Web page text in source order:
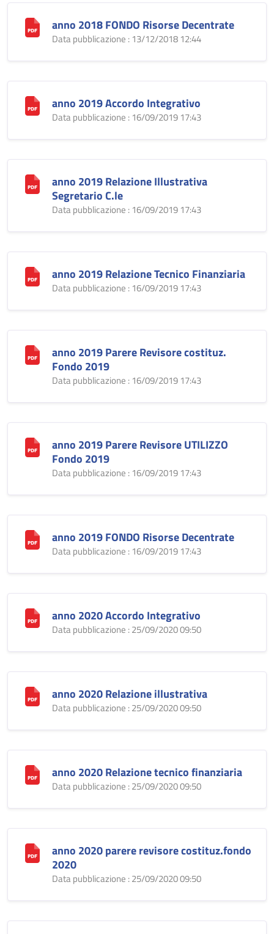
anno 2018 FONDO Risorse Decentrate
Data pubblicazione : 13/12/2018 12:44
anno 2019 Accordo Integrativo
Data pubblicazione : 16/09/2019 17:43
anno 2019 Relazione Illustrativa
Segretario C.le
Data pubblicazione : 16/09/2019 17:43
anno 2019 Relazione Tecnico Finanziaria
Data pubblicazione : 16/09/2019 17:43
anno 2019 Parere Revisore costituz.
Fondo 2019
Data pubblicazione : 16/09/2019 17:43
anno 2019 Parere Revisore UTILIZZO
Fondo 2019
Data pubblicazione : 16/09/2019 17:43
anno 2019 FONDO Risorse Decentrate
Data pubblicazione : 16/09/2019 17:43
anno 2020 Accordo Integrativo
Data pubblicazione : 25/09/2020 09:50
anno 2020 Relazione illustrativa
Data pubblicazione : 25/09/2020 09:50
anno 2020 Relazione tecnico finanziaria
Data pubblicazione : 25/09/2020 09:50
anno 2020 parere revisore costituz.fondo
2020
Data pubblicazione : 25/09/2020 09:50